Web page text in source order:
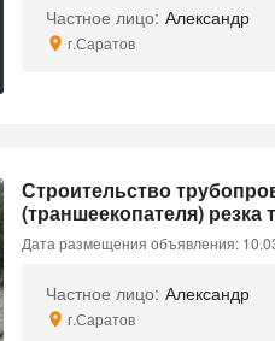
Частное лицо: Александр
г.Саратов
Строительство
(траншеекопателя)
Дата размещения объявления:
Частное лицо: Александр
г.Саратов